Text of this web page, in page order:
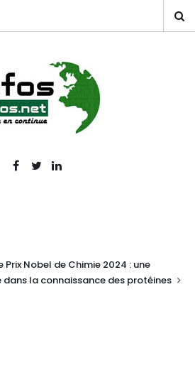
Prix Nobel de Chimie 2024 : une
la connaissance des protéines